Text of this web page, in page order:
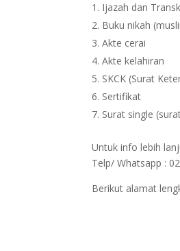
Ijazah dan
Buku nikah
Akte cerai
Akte kelahiran
SKCK (Surat
Sertifikat
Surat single
Untuk info lebih
Telp/ Whatsapp :
Berikut alamat